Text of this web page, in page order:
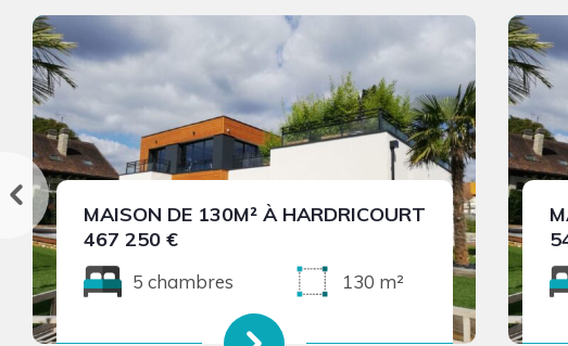
MAISON DE 130M² À HARDRICOURT
467 250 €
5 chambres 130 m²